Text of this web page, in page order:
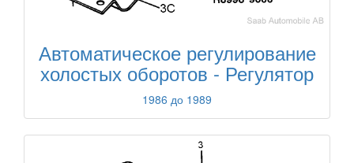
Автоматическое регулирование
холостых оборотов - Регулятор
1986 до 1989